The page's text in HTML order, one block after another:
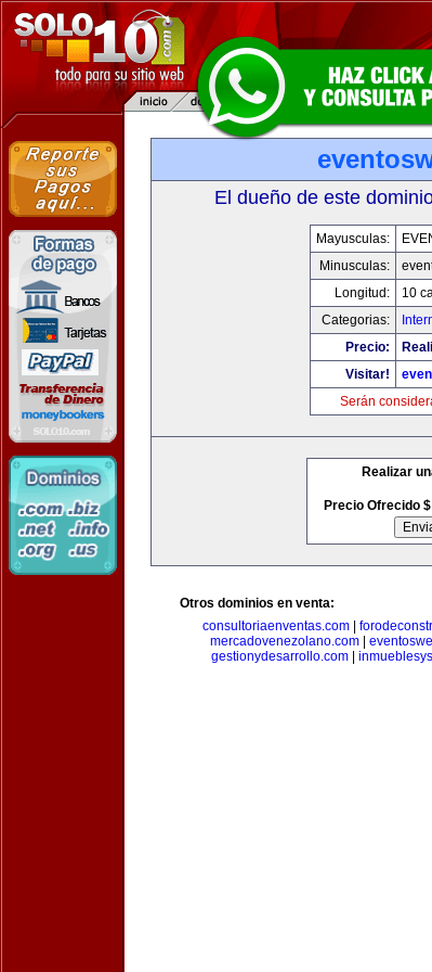
El dueño de este
Mayusculas:
Minusculas:
Longitud:
10
Categorias:
Precio:
Visitar!
Serán
Realizar
Precio Ofrecido $
Otros dominios en venta:
consultoriaenventas.com
mercadovenezolano.com
gestionydesarrollo.com